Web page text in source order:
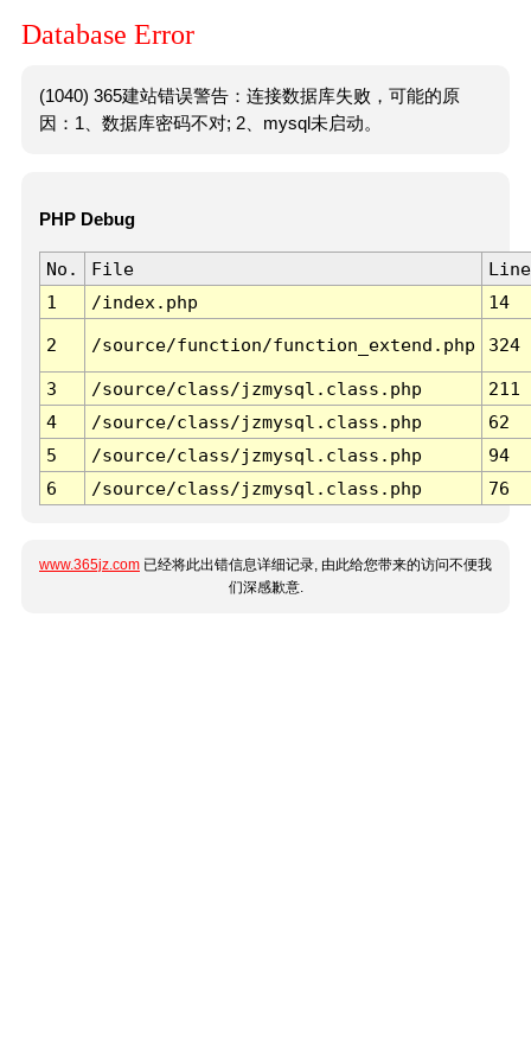
Database Error
(1040) 365建站错误警告：连接数据库失败，可能的原
因：1、数据库密码不对; 2、mysql未启动。
PHP Debug
No. File
Line
1
/index.php 14
2 /source/function/function_extend.php 324
3 /source/class/jzmysql.class.php
211
4
/source/class/jzmysql.class.php
62
5
/source/class/jzmysql.class.php
94
6
/source/class/jzmysql.class.php 76
www.365jz.com 已经将此出错信息详细记录, 由此给您带来的访问不便我
们深感歉意.